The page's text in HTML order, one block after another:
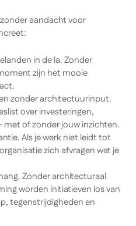
aandacht voor
in de la. Zonder
zijn het mooie
zonder architectuurinput.
over investeringen,
met of zonder jouw inzichten.
Als je werk niet leidt tot
zich afvragen wat je
Zonder architecturaal
worden initiatieven los van
tegenstrijdigheden en